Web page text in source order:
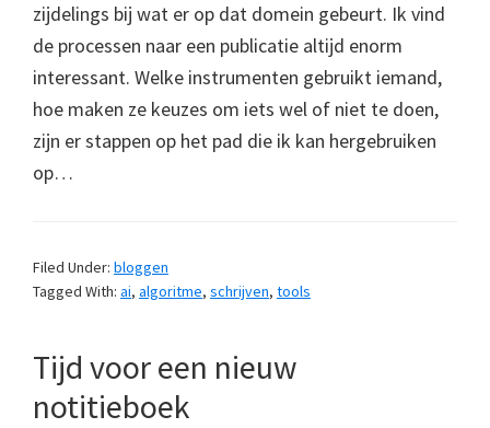
zijdelings bij wat er op dat domein gebeurt. Ik vind
de processen naar een publicatie altijd enorm
interessant. Welke instrumenten gebruikt iemand,
hoe maken ze keuzes om iets wel of niet te doen,
zijn er stappen op het pad die ik kan hergebruiken
op…
Filed Under: bloggen
Tagged With: ai, algoritme, schrijven, tools
Tijd voor een nieuw
notitieboek